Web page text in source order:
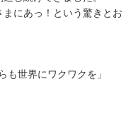
にあっ！という驚きとお
も世界にワクワクを」